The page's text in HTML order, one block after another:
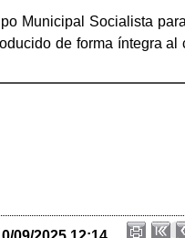
Municipal Socialista
de forma íntegra al